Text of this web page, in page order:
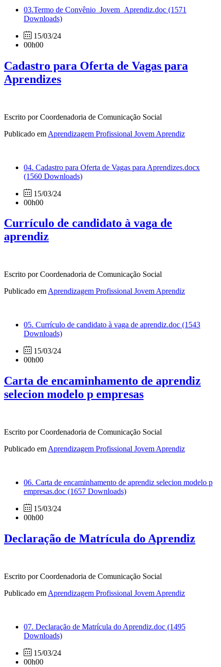
03.Termo de Convênio_Jovem_Aprendiz.doc (1571
Downloads)
15/03/24
00h00
Cadastro para Oferta de Vagas para
Aprendizes
Escrito por Coordenadoria de Comunicação Social
Publicado em Aprendizagem Profissional Jovem Aprendiz
04. Cadastro para Oferta de Vagas para Aprendizes.docx
(1560 Downloads)
15/03/24
00h00
Currículo de candidato à vaga de
aprendiz
Escrito por Coordenadoria de Comunicação Social
Publicado em Aprendizagem Profissional Jovem Aprendiz
05. Currículo de candidato à vaga de aprendiz.doc (1543
Downloads)
15/03/24
00h00
Carta de encaminhamento de aprendiz
selecion modelo p empresas
Escrito por Coordenadoria de Comunicação Social
Publicado em Aprendizagem Profissional Jovem Aprendiz
06. Carta de encaminhamento de aprendiz selecion modelo p
empresas.doc (1657 Downloads)
15/03/24
00h00
Declaração de Matrícula do Aprendiz
Escrito por Coordenadoria de Comunicação Social
Publicado em Aprendizagem Profissional Jovem Aprendiz
07. Declaração de Matrícula do Aprendiz.doc (1495
Downloads)
15/03/24
00h00